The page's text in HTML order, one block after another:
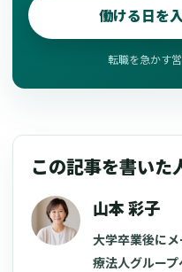
働ける日を
転職を急かす
この記事を書いた
山本 彩子
大学卒業後に
療法人グルー